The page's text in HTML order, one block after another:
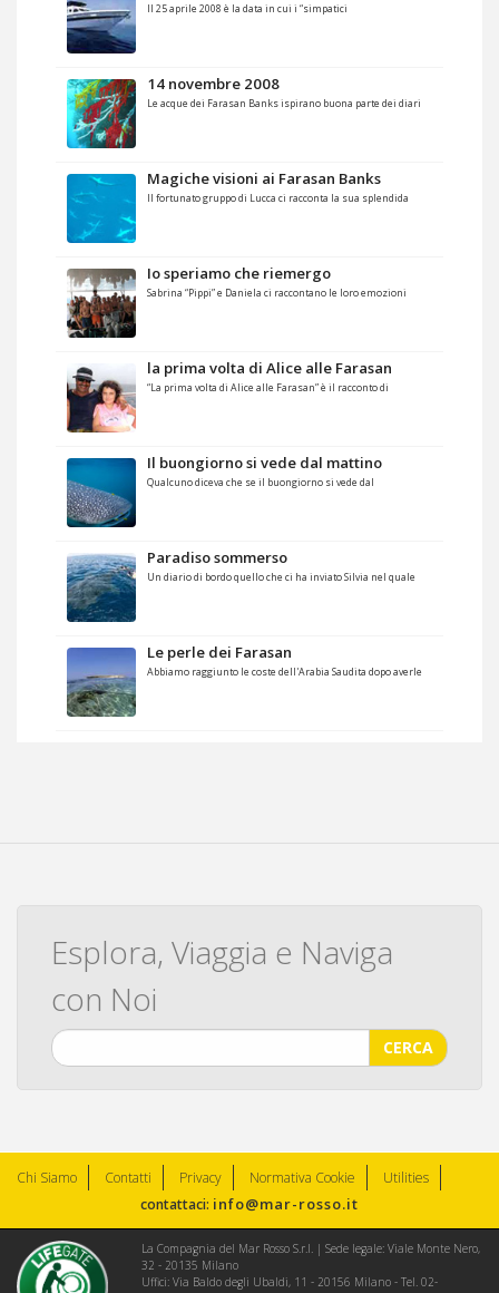
Il 25 aprile 2008 è la data in cui i “simpatici
14 novembre 2008
Le acque dei Farasan Banks ispirano buona parte dei diari
Magiche visioni ai Farasan Banks
Il fortunato gruppo di Lucca ci racconta la sua splendida
Io speriamo che riemergo
Sabrina “Pippi” e Daniela ci raccontano le loro emozioni
la prima volta di Alice alle Farasan
“La prima volta di Alice alle Farasan” è il racconto di
Il buongiorno si vede dal mattino
Qualcuno diceva che se il buongiorno si vede dal
Paradiso sommerso
Un diario di bordo quello che ci ha inviato Silvia nel quale
Le perle dei Farasan
Abbiamo raggiunto le coste dell'Arabia Saudita dopo averle
Esplora, Viaggia e Naviga
con Noi
CERCA
Chi Siamo Contatti Privacy Normativa Cookie
Utilities
contattaci: info@mar-rosso.it
La Compagnia del Mar Rosso S.r.l. | Sede legale: Viale Monte Nero,
32 - 20135 Milano
Uffici: Via Baldo degli Ubaldi, 11 - 20156 Milano - Tel. 02-